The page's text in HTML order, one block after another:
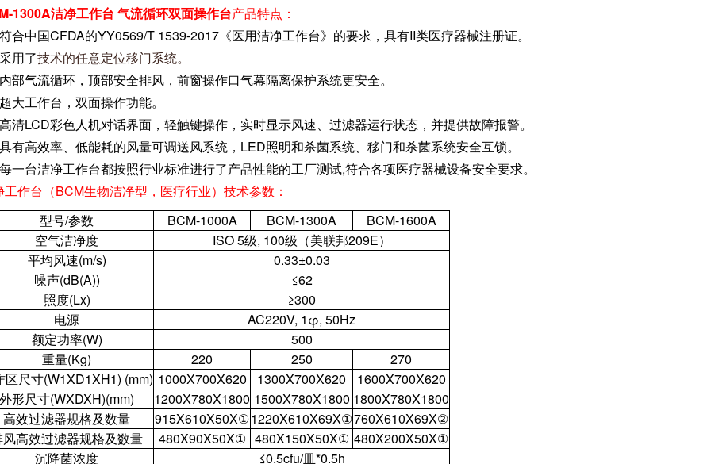
1300A洁净工作台 气流循环双面操作台产品特点：
合中国CFDA的YY0569/T 1539-2017《医用洁净工作台》的要求，具有II类医疗器械注册证。
用了技术的任意定位移门系统。
部气流循环，顶部安全排风，前窗操作口气幕隔离保护系统更安全。
大工作台，双面操作功能。
清LCD彩色人机对话界面，轻触键操作，实时显示风速、过滤器运行状态，并提供故障报警。
有高效率、低能耗的风量可调送风系统，LED照明和杀菌系统、移门和杀菌系统安全互锁。
一台洁净工作台都按照行业标准进行了产品性能的工厂测试,符合各项医疗器械设备安全要求。
工作台（BCM生物洁净型，医疗行业）技术参数：
型号/参数
BCM-1000A BCM-1300A
BCM-1600A
空气洁净度
ISO 5级, 100级（美联邦209E）
平均风速(m/s)
0.33±0.03
噪声(dB(A))
≤62
照度(Lx)
≥300
电源
AC220V, 1φ, 50Hz
额定功率(W)
500
重量(Kg)
220 250
270
区尺寸(W1XD1XH1) (mm) 1000X700X620 1300X700X620
1600X700X620
外形尺寸(WXDXH)(mm)
1200X780X1800 1500X780X1800 1800X780X1800
高效过滤器规格及数量
915X610X50X①1220X610X69X①760X610X69X②
风高效过滤器规格及数量
480X90X50X① 480X150X50X① 480X200X50X①
沉降菌浓度
≤0.5cfu/皿*0.5h